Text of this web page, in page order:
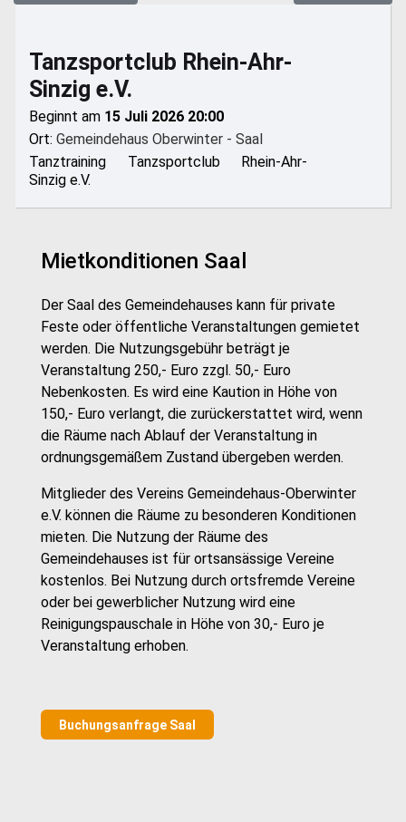
Tanzsportclub Rhein-Ahr-
Sinzig e.V.
Beginnt am 15 Juli 2026 20:00
Ort:Gemeindehaus Oberwinter - Saal
Tanztraining Tanzsportclub Rhein-Ahr-
Sinzig e.V.
Mietkonditionen Saal
Der Saal des Gemeindehauses kann für private
Feste oder öffentliche Veranstaltungen gemietet
werden. Die Nutzungsgebühr beträgt je
Veranstaltung 250,- Euro zzgl. 50,- Euro
Nebenkosten. Es wird eine Kaution in Höhe von
150,- Euro verlangt, die zurückerstattet wird, wenn
die Räume nach Ablauf der Veranstaltung in
ordnungsgemäßem Zustand übergeben werden.
Mitglieder des Vereins Gemeindehaus-Oberwinter
e.V. können die Räume zu besonderen Konditionen
mieten. Die Nutzung der Räume des
Gemeindehauses ist für ortsansässige Vereine
kostenlos. Bei Nutzung durch ortsfremde Vereine
oder bei gewerblicher Nutzung wird eine
Reinigungspauschale in Höhe von 30,- Euro je
Veranstaltung erhoben.
Buchungsanfrage Saal